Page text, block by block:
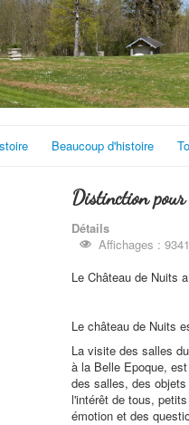
Beaucoup d'histoire
Distinction
Détails
Affichages : 9341
Le Château de Nuits
Le château de Nuits
La visite des salles
à la Belle Epoque,
des salles, des
l'intérêt de tous,
émotion et des